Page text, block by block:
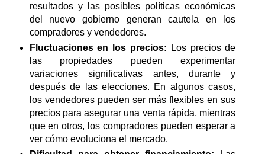
resultados y las posibles políticas económicas
del nuevo gobierno generan cautela en los
compradores y vendedores.
Fluctuaciones en los precios: Los precios de
las propiedades pueden experimentar
variaciones significativas antes, durante y
después de las elecciones. En algunos casos,
los vendedores pueden ser más flexibles en sus
precios para asegurar una venta rápida, mientras
que en otros, los compradores pueden esperar a
ver cómo evoluciona el mercado.